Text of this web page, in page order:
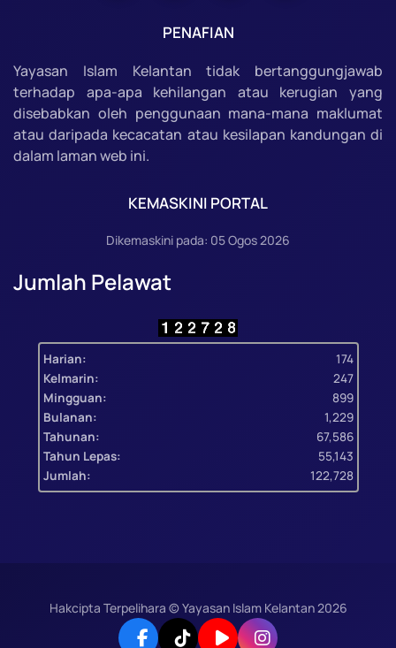
PENAFIAN
Yayasan Islam Kelantan tidak bertanggungjawab
terhadap apa-apa kehilangan atau kerugian yang
disebabkan oleh penggunaan mana-mana maklumat
atau daripada kecacatan atau kesilapan kandungan di
dalam laman web ini.
KEMASKINI PORTAL
Dikemaskini pada: 05 Ogos 2026
Jumlah Pelawat
Harian:
174
Kelmarin:
247
Mingguan:
899
Bulanan:
1,229
Tahunan:
67,586
Tahun Lepas:
55,143
Jumlah:
122,728
Hakcipta Terpelihara © Yayasan Islam Kelantan2026